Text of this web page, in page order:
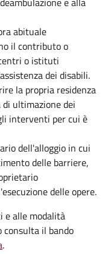
abituale
il contributo o
o istituti
dei disabili.
la propria residenza
ultimazione dei
interventi per cui è
dell'alloggio in cui
delle barriere,
delle opere.
e alle modalità
consulta il bando
.